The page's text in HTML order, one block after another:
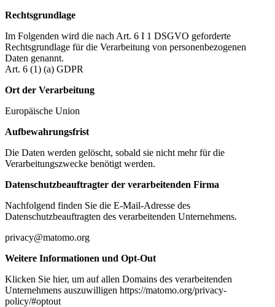
Rechtsgrundlage
Im Folgenden wird die nach Art. 6 I 1 DSGVO geforderte
Rechtsgrundlage für die Verarbeitung von personenbezogenen
Daten genannt.
Art. 6 (1) (a) GDPR
Ort der Verarbeitung
Europäische Union
Aufbewahrungsfrist
Die Daten werden gelöscht, sobald sie nicht mehr für die
Verarbeitungszwecke benötigt werden.
Datenschutzbeauftragter der verarbeitenden Firma
Nachfolgend finden Sie die E-Mail-Adresse des
Datenschutzbeauftragten des verarbeitenden Unternehmens.
privacy@matomo.org
Weitere Informationen und Opt-Out
Klicken Sie hier, um auf allen Domains des verarbeitenden
Unternehmens auszuwilligen https://matomo.org/privacy-
policy/#optout